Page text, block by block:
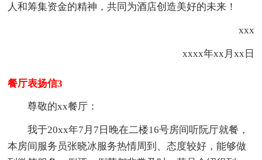
人和筹集资金的精神，共同为酒店创造美好的未来！
xxx
xxxx年xx月xx日
餐厅表扬信3
尊敬的xx餐厅：
我于20xx年7月7日晚在二楼16号房间听阮厅就餐，
本房间服务员张晓冰服务热情周到、态度较好，能够做